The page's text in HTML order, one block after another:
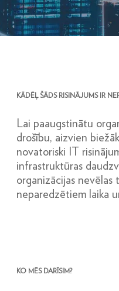
KĀDĒĻ ŠĀDS RISINĀJUMS IR
Lai paaugstinātu
drošību, aizvien
novatoriski IT
infrastruktūras
organizācijas nevēlas
neparedzētiem laika
KO MĒS DARĪSIM?